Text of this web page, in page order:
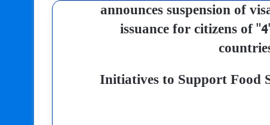
announces suspension of
issuance for citizens of
Initiatives to Support Food